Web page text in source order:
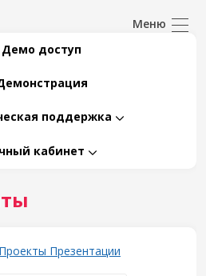
Демо доступ
поддержка
кабинет
Проекты Презентации